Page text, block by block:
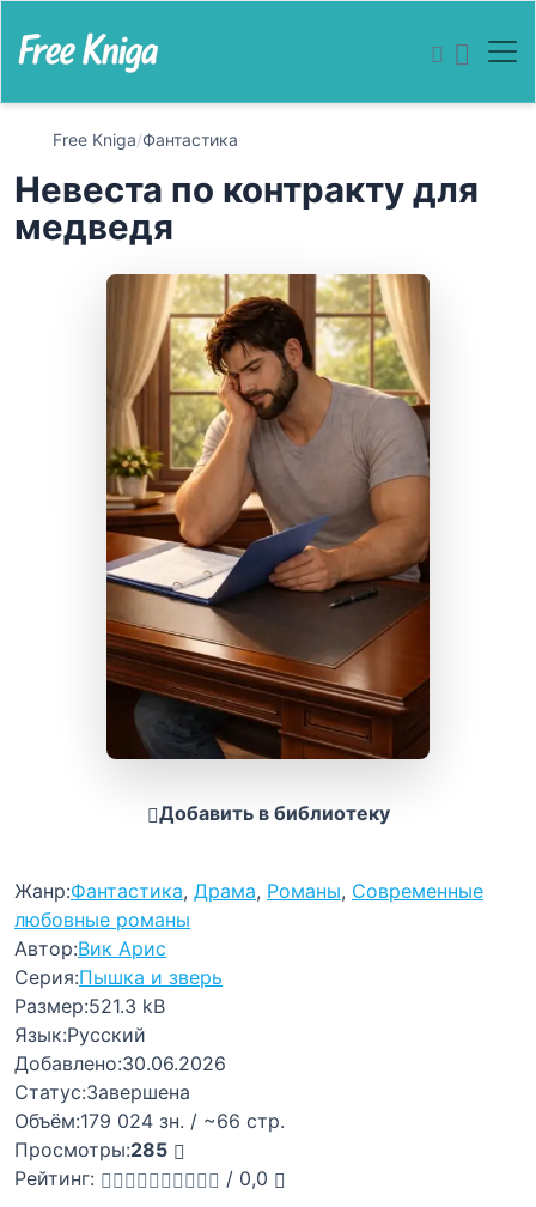
Free Kniga/Фантастика
Невеста по контракту для
медведя
Добавить в библиотеку
Жанр:Фантастика, Драма, Романы, Современные
любовные романы
Автор:Вик Арис
Серия:Пышка и зверь
Размер:521.3 kB
Язык:Русский
Добавлено:30.06.2026
Статус:Завершена
Объём:179 024 зн. / ~66 стр.
Просмотры:285
Рейтинг:
/ 0,0